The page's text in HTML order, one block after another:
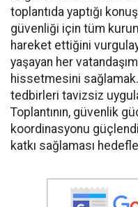
toplantıda yaptığı
güvenliği için tüm
hareket ettiğini
yaşayan her
hissetmesini
tedbirleri tavizsiz
Toplantının, güvenlik
koordinasyonu
katkı sağlaması